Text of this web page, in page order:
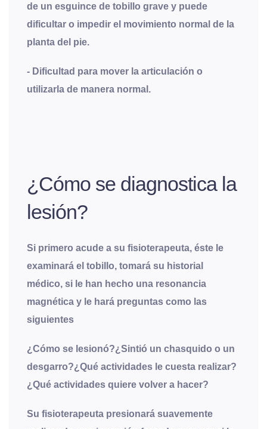
de un esguince de tobillo grave y puede
dificultar o impedir el movimiento normal de la
planta del pie.
- Dificultad para mover la articulación o
utilizarla de manera normal.
¿Cómo se diagnostica la
lesión?
Si primero acude a su fisioterapeuta, éste le
examinará el tobillo, tomará su historial
médico, si le han hecho una resonancia
magnética y le hará preguntas como las
siguientes
¿Cómo se lesionó?¿Sintió un chasquido o un
desgarro?¿Qué actividades le cuesta realizar?
¿Qué actividades quiere volver a hacer?
Su fisioterapeuta presionará suavemente